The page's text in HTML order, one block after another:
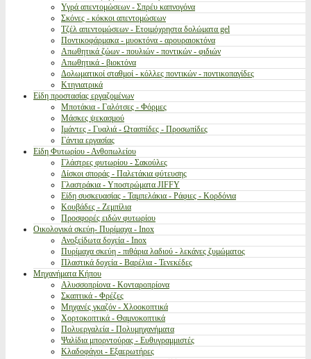
Υγρά απεντομώσεων - Σπρέυ καπνογόνα
Σκόνες - κόκκοι απεντομώσεων
Τζέλ απεντομώσεων - Ετοιμόχρηστα δολώματα gel
Ποντικοφάρμακα - μυοκτόνα - αρουραιοκτόνα
Απωθητικά ζώων - πουλιών - ποντικών - φιδιών
Απωθητικά - βιοκτόνα
Δολωματικοί σταθμοί - κόλλες ποντικών - ποντικοπαγίδες
Κτηνιατρικά
Είδη προστασίας εργαζομένων
Μποτάκια - Γαλότσες - Φόρμες
Μάσκες ψεκασμού
Ιμάντες - Γυαλιά - Ωτασπίδες - Προσωπίδες
Γάντια εργασίας
Είδη Φυτωρίου - Ανθοπωλείου
Γλάστρες φυτωρίου - Σακούλες
Δίσκοι σποράς - Παλετάκια φύτευσης
Γλαστράκια - Υποστρώματα JIFFY
Είδη συσκευασίας - Ταμπελάκια - Ράφιες - Κορδόνια
Κουβάδες - Ζεμπίλια
Προσφορές ειδών φυτωρίου
Οικολογικά σκεύη- Πυρίμαχα - Inox
Ανοξείδωτα δοχεία - Inox
Πυρίμαχα σκεύη - πιθάρια λαδιού - λεκάνες ζυμώματος
Πλαστικά δοχεία - Βαρέλια - Τενεκέδες
Μηχανήματα Κήπου
Αλυσσοπρίονα - Κονταροπρίονα
Σκαπτικά - Φρέζες
Μηχανές γκαζόν - Χλοοκοπτικά
Χορτοκοπτικά - Θαμνοκοπτικά
Πολυεργαλεία - Πολυμηχανήματα
Ψαλίδια μπορντούρας - Ευθυγραμμιστές
Κλαδοφάγοι - Εξαερωτήρες